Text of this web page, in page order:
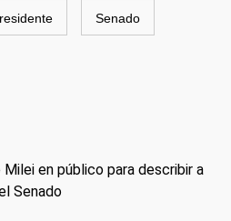
Senado
en público para describir a
Senado